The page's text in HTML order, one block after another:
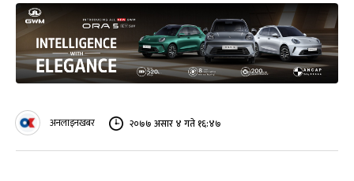
अनलाइनखबर २०७७ असार ४ गते १६:४७